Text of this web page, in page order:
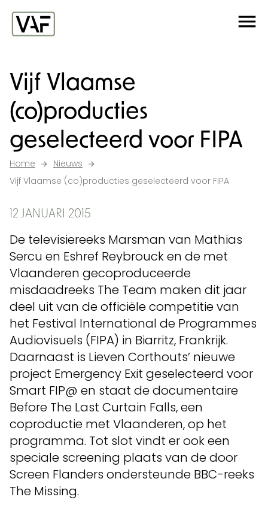
Ga verder naar de inhoud
Vijf Vlaamse
(co)producties
geselecteerd voor FIPA
Home
Nieuws
Vijf Vlaamse (co)producties geselecteerd voor FIPA
12 JANUARI 2015
De televisiereeks Marsman van Mathias
Sercu en Eshref Reybrouck en de met
Vlaanderen gecoproduceerde
misdaadreeks The Team maken dit jaar
deel uit van de officiële competitie van
het Festival International de Programmes
Audiovisuels (FIPA) in Biarritz, Frankrijk.
Daarnaast is Lieven Corthouts’ nieuwe
project Emergency Exit geselecteerd voor
Smart FIP@ en staat de documentaire
Before The Last Curtain Falls, een
coproductie met Vlaanderen, op het
programma. Tot slot vindt er ook een
speciale screening plaats van de door
Screen Flanders ondersteunde BBC-reeks
The Missing.